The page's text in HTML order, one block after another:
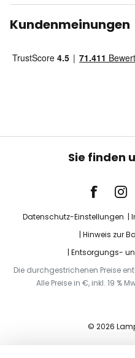
Kundenmeinungen
Sie finden
Datenschutz-Einstellungen
Hinweis zur
Entsorgungs-
Die durchgestrichenen Preise
Alle Preise in €, inkl. 19 %
© 2026